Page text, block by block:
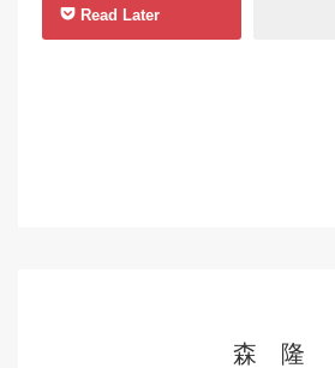
Read Later
森 隆